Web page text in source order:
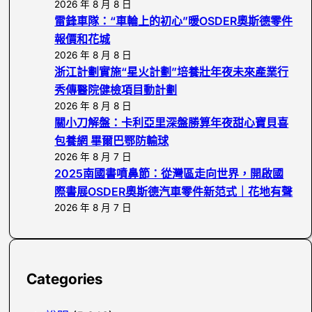
2026 年 8 月 8 日
雷鋒車隊：“車輪上的初心”暖OSDER奧斯德零件
報價和花城
2026 年 8 月 8 日
浙江計劃實施“星火計劃”培養壯年夜未來產業行
秀傳醫院健檢項目動計劃
2026 年 8 月 8 日
關小刀解盤：卡利亞里深盤勝算年夜甜心寶貝喜
包養網 畢爾巴鄂防輸球
2026 年 8 月 7 日
2025南國書噴鼻節：從灣區走向世界，開啟國
際書展OSDER奧斯德汽車零件新范式｜花地有聲
2026 年 8 月 7 日
Categories